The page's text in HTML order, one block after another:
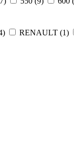
) RENAULT (1)